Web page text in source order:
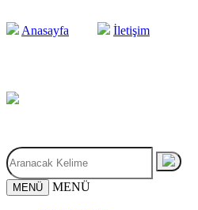
Anasayfa İletişim
MENÜ MENÜ